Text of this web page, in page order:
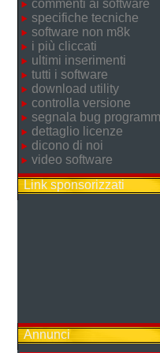
commenti ai software
specifiche tecniche
software non m8k
i più cliccati
ultimi inserimenti
tutti i software
download utility
controlla versione
segnala bug
dettaglio licenze
dicono di noi
video software
Link sponsorizzati
Annunci